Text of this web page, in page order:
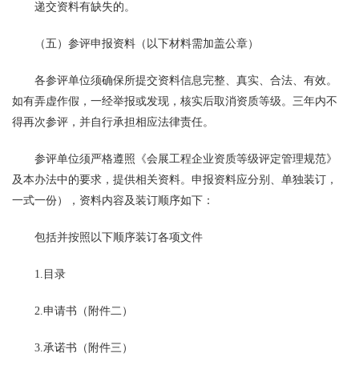
递交资料有缺失的。
（五）参评申报资料（以下材料需加盖公章）
各参评单位须确保所提交资料信息完整、真实、合法、有效。
如有弄虚作假，一经举报或发现，核实后取消资质等级。三年内不
得再次参评，并自行承担相应法律责任。
参评单位须严格遵照《会展工程企业资质等级评定管理规范》
及本办法中的要求，提供相关资料。申报资料应分别、单独装订，
一式一份），资料内容及装订顺序如下：
包括并按照以下顺序装订各项文件
1.目录
2.申请书（附件二）
3.承诺书（附件三）